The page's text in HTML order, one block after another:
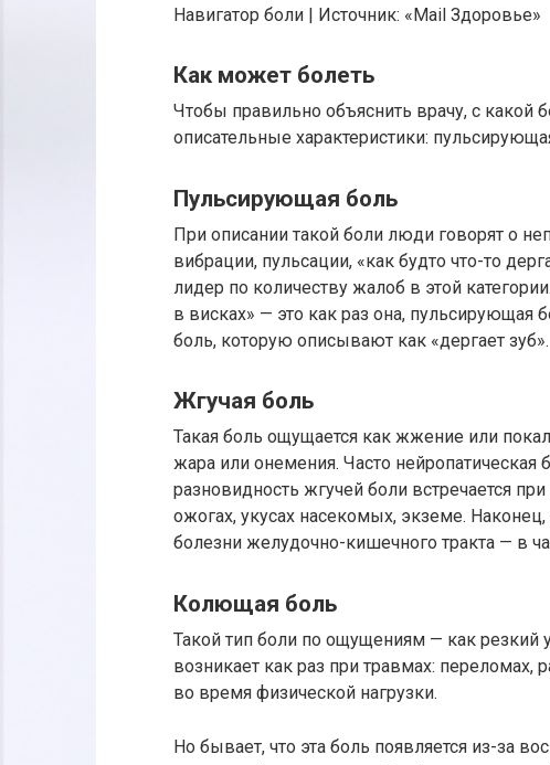
Навигатор боли | Источник: «Mail Здоровье»
Как может болеть
Чтобы правильно объяснить врачу, с
описательные характеристики:
Пульсирующая боль
При описании такой боли люди говорят о
вибрации, пульсации, «как будто что-то
лидер по количеству жалоб в этой
в висках» — это как раз она, пульсирующая
боль, которую описывают как «дергает зуб».
Жгучая боль
Такая боль ощущается как жжение или
жара или онемения. Часто
разновидность жгучей боли встречается
ожогах, укусах насекомых, экземе.
болезни желудочно-кишечного тракта — в
Колющая боль
Такой тип боли по ощущениям — как резкий
возникает как раз при травмах:
во время физической нагрузки.
Но бывает, что эта боль появляется из-за